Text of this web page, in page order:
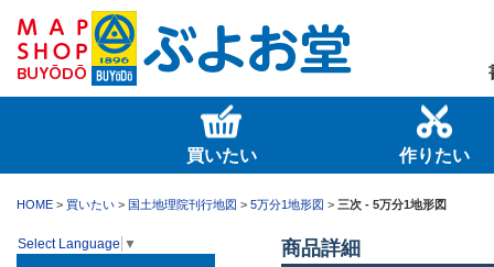
買いたい 作りたい
HOME > 買いたい > 国土地理院刊行地図 > 5万分1地形図 > 三次 - 5万分1地形図
Select Language ▼ 商品詳細